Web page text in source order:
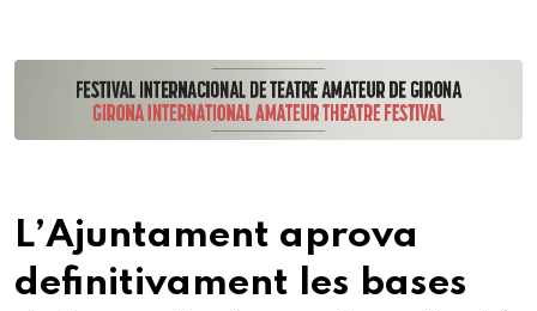
L’Ajuntament aprova
definitivament les bases